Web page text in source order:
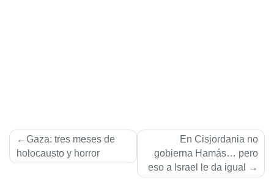
Navegación
de
Gaza: tres meses de
holocausto y horror
En Cisjordania no
gobierna Hamás… pero
eso a Israel le da igual